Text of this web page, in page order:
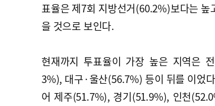
표율은 제7회 지방선거(60.2%)보다는
을 것으로 보인다.
현재까지 투표율이 가장 높은 지역은
3%), 대구·울산(56.7%) 등이 뒤를 이었
어 제주(51.7%), 경기(51.9%), 인천